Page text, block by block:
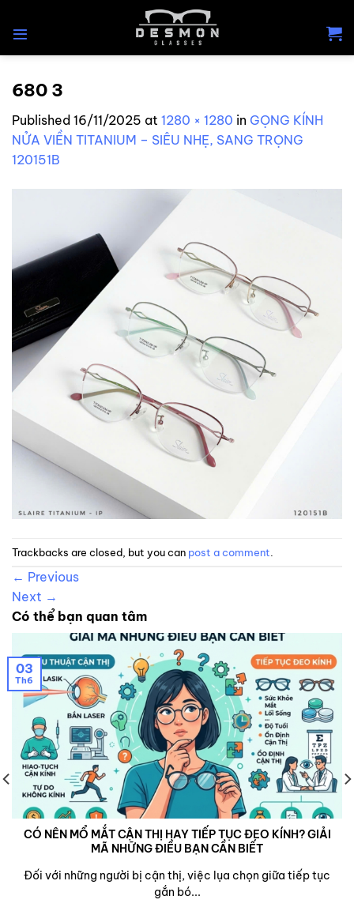
680 3
Published 16/11/2025 at 1280 × 1280 in GỌNG KÍNH
NỬA VIỀN TITANIUM – SIÊU NHẸ, SANG TRỌNG
120151B
Trackbacks are closed, but you can post a comment
← Previous
Next →
Có thể bạn quan tâm
CÓ NÊN MỔ MẮT CẬN THỊ HAY TIẾP TỤC ĐEO KÍNH? GIẢI
MÃ NHỮNG ĐIỀU BẠN CẦN BIẾT
Đối với những người bị cận thị, việc lụa chọn giữa tiếp tục
gắn bó...
03
Th6